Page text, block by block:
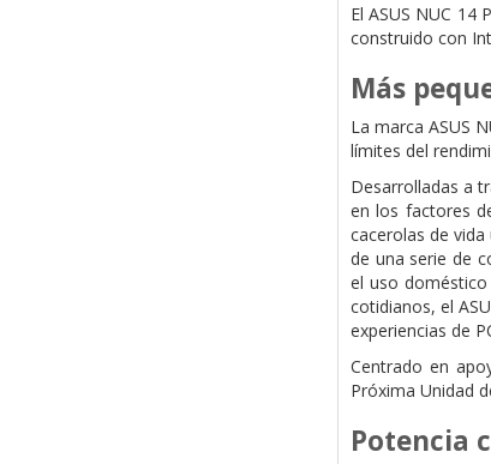
El ASUS NUC
construido con
Más
La marca ASUS
límites del
Desarrolladas a
en los factores
cacerolas de
de una serie de
el uso doméstico
cotidianos, el
experiencias de
Centrado en
Próxima Unidad
Potencia